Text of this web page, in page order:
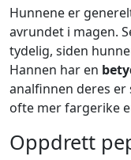
Hunnene er
avrundet i magen.
tydelig, siden
Hannen har en
analfinnen deres er
ofte mer fargerike
Oppdrett